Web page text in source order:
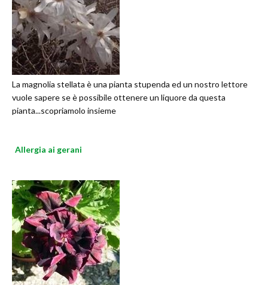
La magnolia stellata è una pianta stupenda ed un nostro lettore
vuole sapere se è possibile ottenere un liquore da questa
pianta...scopriamolo insieme
Allergia ai gerani